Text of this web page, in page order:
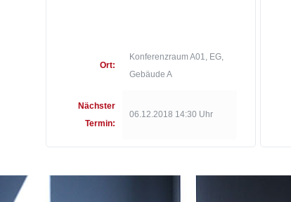
Ort:
Konferenzraum A01, EG,
Gebäude A
Nächster
Termin:
06.12.2018 14:30 Uhr